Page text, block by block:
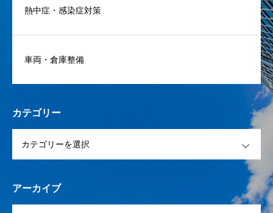
熱中症・感染症対策
車両・倉庫整備
カテゴリー
アーカイブ